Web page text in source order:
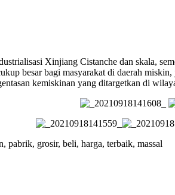
Xinjiang Cistanche dan skala,
besar bagi masyarakat di daerah
kemiskinan yang ditargetkan di
pabrik, grosir, beli, harga, terbaik, massal